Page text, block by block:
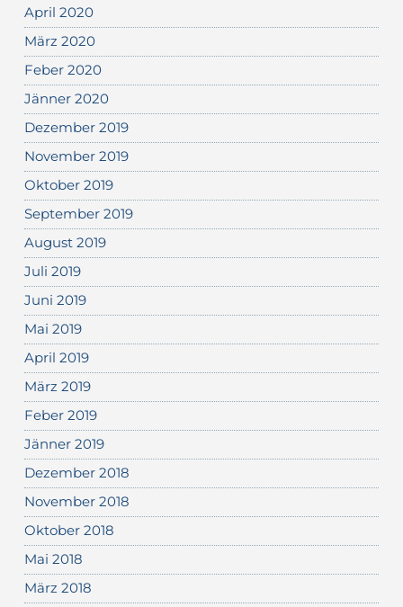
April 2020
März 2020
Feber 2020
Jänner 2020
Dezember 2019
November 2019
Oktober 2019
September 2019
August 2019
Juli 2019
Juni 2019
Mai 2019
April 2019
März 2019
Feber 2019
Jänner 2019
Dezember 2018
November 2018
Oktober 2018
Mai 2018
März 2018